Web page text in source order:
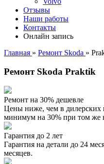
Отзывы
Наши работы
Контакты
Онлайн запись
Главная » Ремонт Skoda »
Ремонт Skoda Praktik
Ремонт на 30% дешевле
Цены ниже, чем в дилерских
минимум на 30% при том же
Гарантия до 2 лет
Гарантия на детали до 24
месяцев.